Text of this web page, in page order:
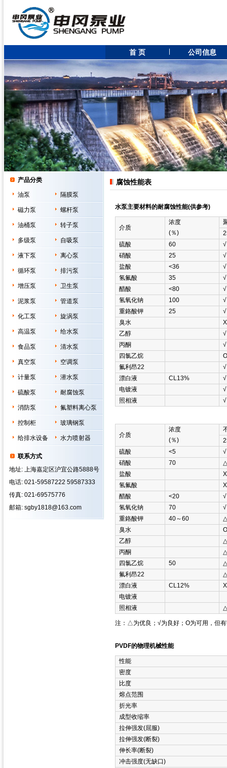
首 页 公司信息
产品分类
油泵 隔膜泵
磁力泵 螺杆泵
油桶泵 转子泵
多级泵 自吸泵
液下泵 离心泵
循环泵 排污泵
增压泵 卫生泵
泥浆泵 管道泵
化工泵 旋涡泵
高温泵 给水泵
食品泵 清水泵
真空泵 空调泵
计量泵 潜水泵
硫酸泵 耐腐蚀泵
消防泵 氟塑料离心泵
控制柜 玻璃钢泵
给排水设备 水力喷射器
联系方式
地址: 上海嘉定区沪宜公路5888号
电话: 021-59587222 59587333
传真: 021-69575776
邮箱: sgby1818@163.com
腐蚀性能表
水泵主要材料的耐腐蚀性能(供参考)
介质
浓度
(％)
硫酸
60
√
硝酸
25
√
盐酸
<36
√
氢氟酸
35
√
醋酸
<80
√
氢氧化钠
100
√
重鉻酸钾
25
√
臭水
Χ
乙醇
√
丙酮
√
四氯乙烷
Ο
氟利昂22
√
漂白液
CL13%
√
电镀液
√
照相液
√
介质
浓度
(％)
硫酸
<5
√
硝酸
70
△
盐酸
Χ
氢氟酸
Χ
醋酸
<20
√
氢氧化钠
70
√
重鉻酸钾
40～60
△
臭水
Ο
乙醇
△
丙酮
△
四氯乙烷
50
△
氟利昂22
△
漂白液
CL12%
Χ
电镀液
照相液
△
注：△为优良；√为良好；Ο为可用，但
PVDF的物理机械性能
性能
密度
比度
熔点范围
折光率
成型收缩率
拉伸强发(屈服)
拉伸强发(断裂)
伸长率(断裂)
冲击强度(无缺口)